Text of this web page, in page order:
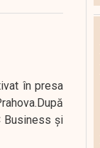
în presa
Business şi